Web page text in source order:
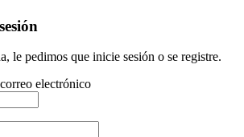
le pedimos que inicie sesión o se registre.
electrónico